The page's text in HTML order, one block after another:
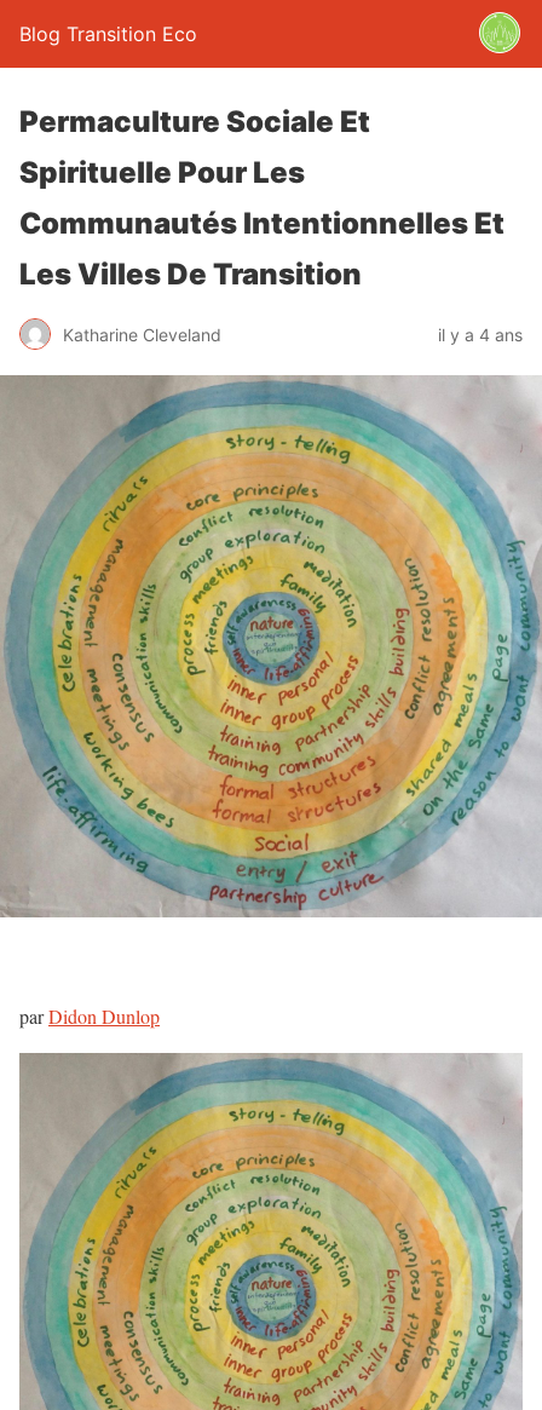
Blog Transition Eco
Permaculture Sociale Et
Spirituelle Pour Les
Communautés Intentionnelles Et
Les Villes De Transition
Katharine Cleveland il y a 4 ans
parDidon Dunlop